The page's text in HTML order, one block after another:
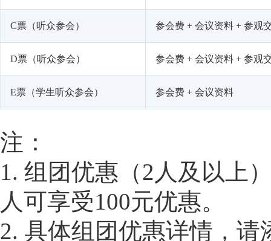
C票（听众参会） 参会费 + 会议资料 + 参观
D票（听众参会） 参会费 + 会议资料 + 参观
E票（学生听众参会） 参会费 + 会议资料
注：
1. 组团优惠（2人及以上
人可享受100元优惠。
2. 具体组团优惠详情，请